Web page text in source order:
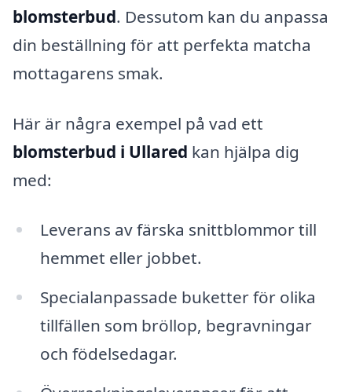
blomsterbud. Dessutom kan du anpassa
din beställning för att perfekta matcha
mottagarens smak.
Här är några exempel på vad ett
blomsterbud i Ullared kan hjälpa dig
med:
Leverans av färska snittblommor till
hemmet eller jobbet.
Specialanpassade buketter för olika
tillfällen som bröllop, begravningar
och födelsedagar.